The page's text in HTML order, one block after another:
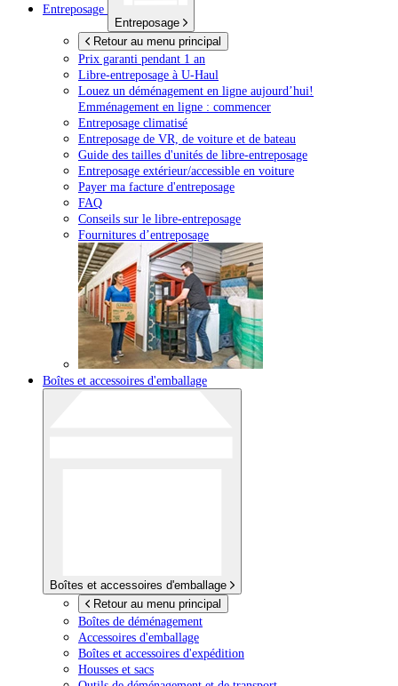
Entreposage
Entreposage
Retour au menu principal
Prix garanti pendant 1 an
Libre-entreposage à U-Haul
Louez un déménagement en ligne aujourd’hui!
Emménagement en ligne : commencer
Entreposage climatisé
Entreposage de VR, de voiture et de bateau
Guide des tailles d'unités de libre-entreposage
Entreposage extérieur/accessible en voiture
Payer ma facture d'entreposage
FAQ
Conseils sur le libre-entreposage
Fournitures d’entreposage
Boîtes et accessoires d'emballage
Boîtes et accessoires d'emballage
Retour au menu principal
Boîtes de déménagement
Accessoires d'emballage
Boîtes et accessoires d'expédition
Housses et sacs